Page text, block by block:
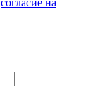
согласие на